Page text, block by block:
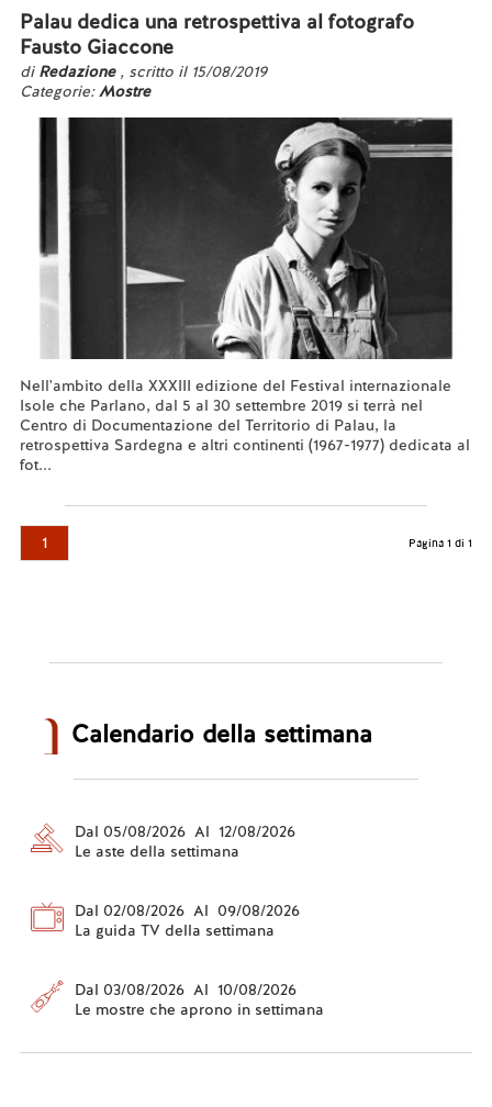
Palau dedica una retrospettiva al fotografo
Fausto Giaccone
di Redazione , scritto il 15/08/2019
Categorie:Mostre
Nell'ambito della XXXIII edizione del Festival internazionale
Isole che Parlano, dal 5 al 30 settembre 2019 si terrà nel
Centro di Documentazione del Territorio di Palau, la
retrospettiva Sardegna e altri continenti (1967-1977) dedicata al
fot...
1 Pagina 1 di 1
Calendario della settimana
Dal 05/08/2026 Al 12/08/2026
Le aste della settimana
Dal 02/08/2026 Al 09/08/2026
La guida TV della settimana
Dal 03/08/2026 Al 10/08/2026
Le mostre che aprono in settimana